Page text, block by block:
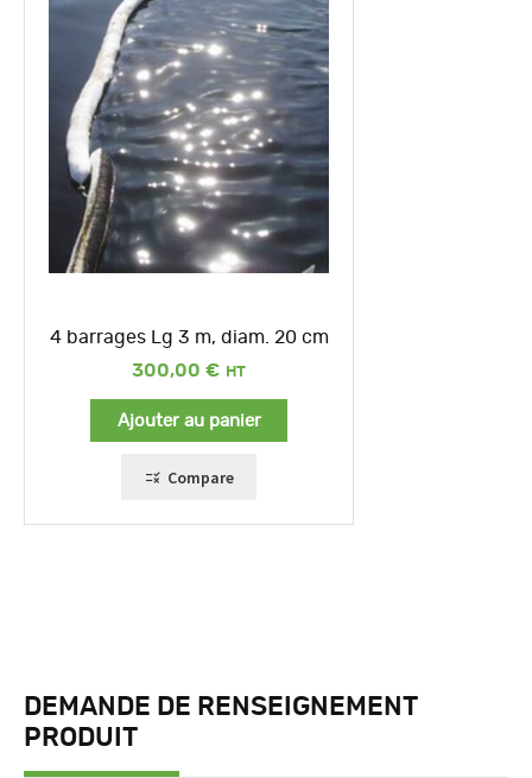
4 barrages Lg 3 m, diam. 20 cm
300,00 €
Ajouter au panier
Compare
DEMANDE DE RENSEIGNEMENT
PRODUIT